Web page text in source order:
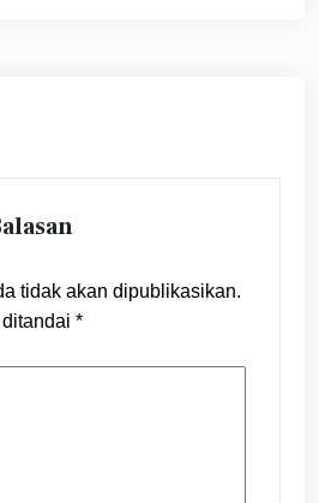
tidak akan dipublikasikan.
*